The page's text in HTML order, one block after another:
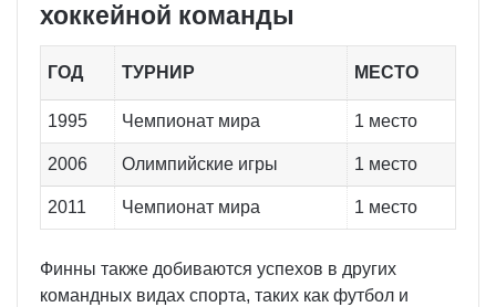
хоккейной команды
ГОД ТУРНИР МЕСТО
1995 Чемпионат мира 1 место
2006 Олимпийские игры 1 место
2011 Чемпионат мира 1 место
Финны также добиваются успехов в других
командных видах спорта, таких как футбол и